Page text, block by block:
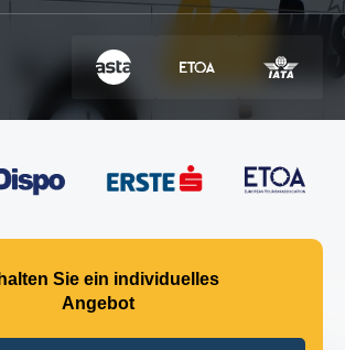
Sie ein individuelles
Angebot